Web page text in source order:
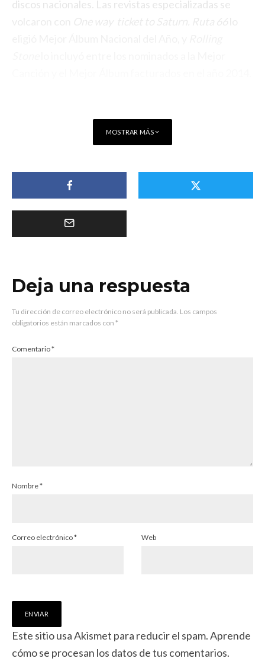
discos nacionales. Las revistas especializadas se
MOSTRAR MÁS
Deja una respuesta
Tu dirección de correo electrónico no será publicada. Los campos
obligatorios están marcados con *
Comentario*
Nombre*
Correo electrónico* Web
Este sitio usa Akismet para reducir el spam.Aprende
cómo se procesan los datos de tus comentarios.